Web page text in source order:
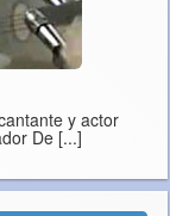
y actor
Alberto Castillo, de nombre real Alberto Salvador De [...]